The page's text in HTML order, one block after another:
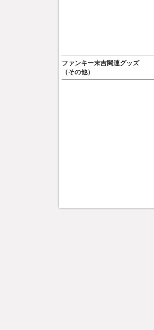
ファンキー末吉関連グッズ
（その他）